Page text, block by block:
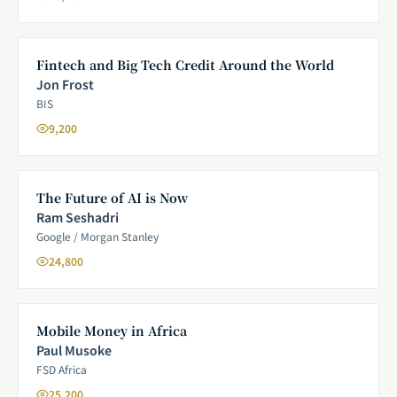
Fintech and Big Tech Credit Around the World
Jon Frost
BIS
9,200
The Future of AI is Now
Ram Seshadri
Google / Morgan Stanley
24,800
Mobile Money in Africa
Paul Musoke
FSD Africa
25,200